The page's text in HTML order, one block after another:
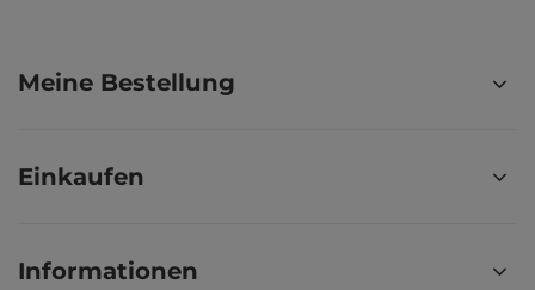
Meine Bestellung
Einkaufen
Informationen